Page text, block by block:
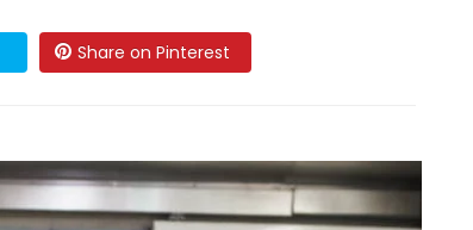
Share on Pinterest